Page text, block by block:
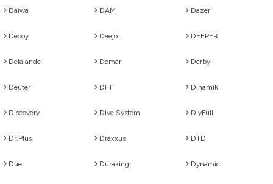
Daiwa DAM Dazer
Decoy Deejo DEEPER
Delalande Demar Derby
Deuter DFT Dinamik
Discovery Dive System DlyFull
Dr.Plus Draxxus DTD
Duel Duraking Dynamic